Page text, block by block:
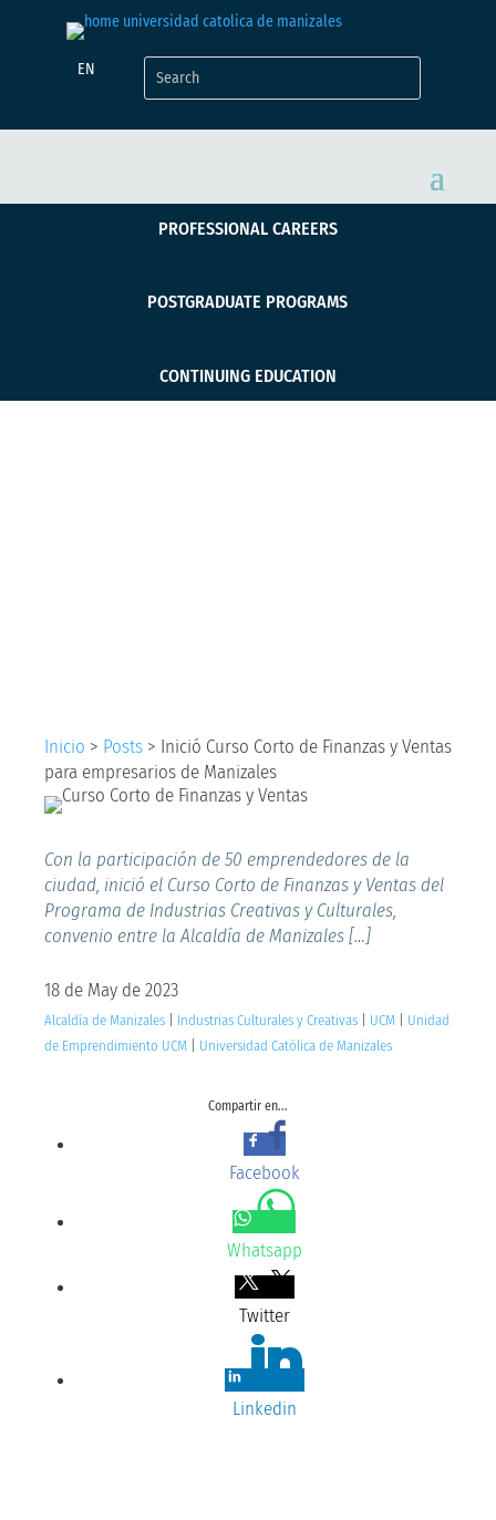
EN
PROFESSIONAL CAREERS
POSTGRADUATE PROGRAMS
CONTINUING EDUCATION
Inicio > Posts > Inició Curso Corto de Finanzas y Ventas
para empresarios de Manizales
Con la participación de 50 emprendedores de la
ciudad, inició el Curso Corto de Finanzas y Ventas del
Programa de Industrias Creativas y Culturales,
convenio entre la Alcaldía de Manizales […]
18 de May de 2023
Alcaldía de Manizales Industrias Culturales y Creativas UCM
Unidad
de Emprendimiento UCM
Universidad Católica de Manizales
Compartir en...
Facebook
Whatsapp
Twitter
Linkedin